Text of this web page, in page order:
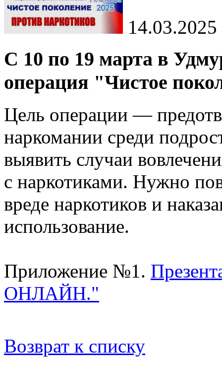
14.03.2025
С 10 по 19 марта в
операция "Чистое
Цель операции —
наркомании среди
выявить случаи
с наркотиками. Нужно
вреде наркотиков и
использование.
Приложение №1.
ОНЛАЙН."
Возврат к списку